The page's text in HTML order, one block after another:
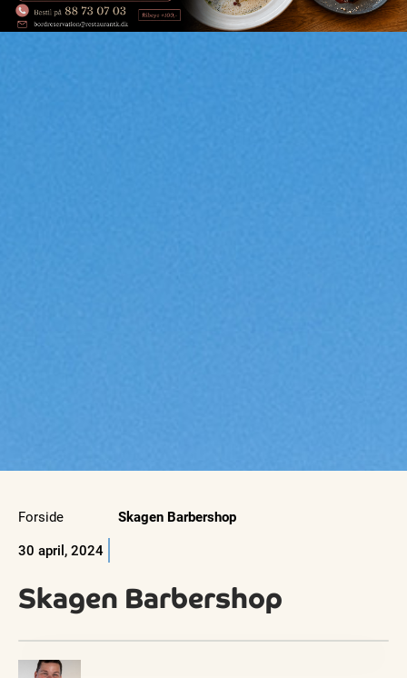
Forside
Skagen Barbershop
30 april, 2024
Skagen Barbershop
Visit Vendsyssel